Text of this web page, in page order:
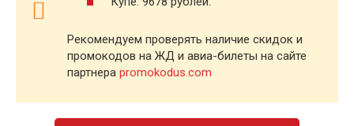
Рекомендуем проверять наличие скидок и
промокодов на ЖД и авиа-билеты на сайте
партнера promokodus.com